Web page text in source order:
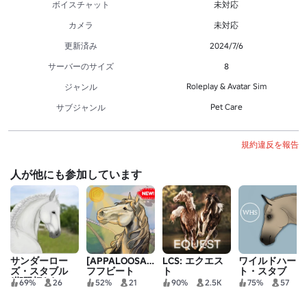
ボイスチャット
未対応
カメラ
未対応
更新済み
2024/7/6
サーバーのサイズ
8
ジャンル
Roleplay & Avatar Sim
サブジャンル Pet Care
規約違反を報告
人が他にも参加しています
サンダーロー
ズ・スタブル
(期限切れ)
69% 26
[APPALOOSAS]
フフビート
52% 21
LCS: エクエス
ト
90% 2.5K
ワイルドハー
ト・スタブ
75% 57